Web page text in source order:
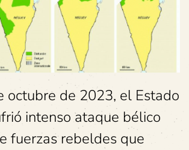
octubre de 2023, el Estado
intenso ataque bélico
fuerzas rebeldes que